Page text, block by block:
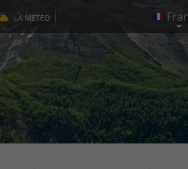
LA MÉTÉO